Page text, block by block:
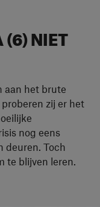
(6) NIET
aan het brute
zij er het
nog eens
deuren. Toch
te blijven leren.